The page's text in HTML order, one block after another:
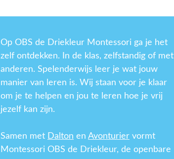
Op OBS de Driekleur Montessori ga je het
zelf ontdekken. In de klas, zelfstandig of met
anderen. Spelenderwijs leer je wat jouw
manier van leren is. Wij staan voor je klaar
om je te helpen en jou te leren hoe je vrij
jezelf kan zijn.
Samen met Dalton enAvonturier vormt
Montessori OBS de Driekleur, de openbare